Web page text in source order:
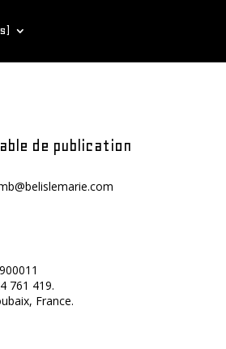
de publication
761 419.
France.